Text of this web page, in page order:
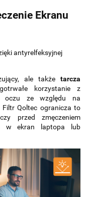
Ekranu
antyrelfeksyjnej
ale także tarcza
korzystanie z
oczu ze względu na
Filtr Qoltec ogranicza to
przed zmęczeniem
w ekran laptopa lub